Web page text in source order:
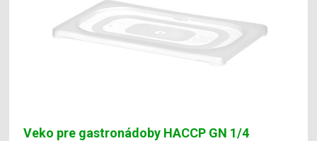
Veko pre gastronádoby HACCP GN 1/4